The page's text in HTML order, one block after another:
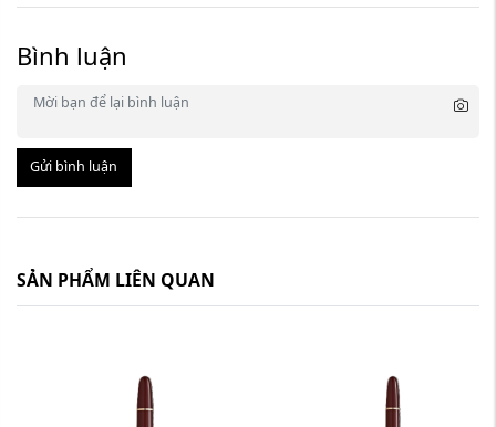
Bình luận
Gửi bình luận
SẢN PHẨM LIÊN QUAN